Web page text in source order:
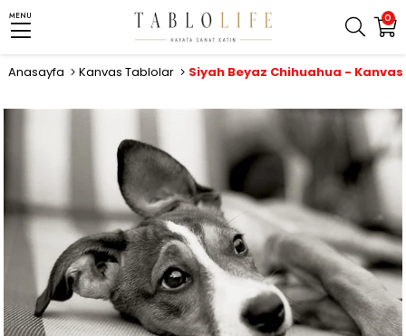
0
MENU
Anasayfa Kanvas Tablolar Siyah Beyaz Chihuahua -